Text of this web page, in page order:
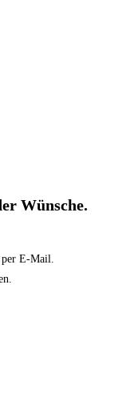
Wünsche.
per E-Mail.